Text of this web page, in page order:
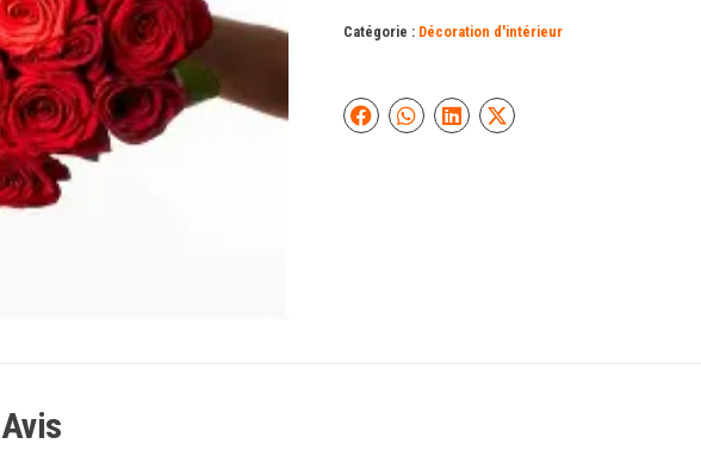
Couleurs
rose,
mauve
Catégorie : Décoration d'intérieur
Avis